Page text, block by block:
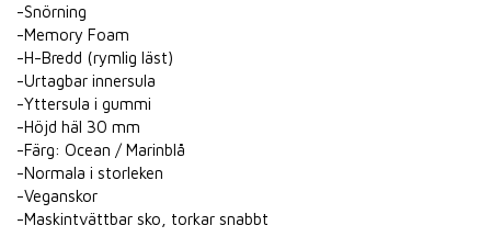
-Snörning
-Memory Foam
-H-Bredd (rymlig läst)
-Urtagbar innersula
-Yttersula i gummi
-Höjd häl 30 mm
-Färg: Ocean / Marinblå
-Normala i storleken
-Veganskor
-Maskintvättbar sko, torkar snabbt